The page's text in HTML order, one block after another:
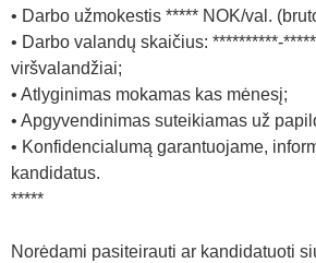
• Darbo užmokestis ***** NOK/val.
• Darbo valandų skaičius: **********-
viršvalandžiai;
• Atlyginimas mokamas kas mėnesį;
• Apgyvendinimas suteikiamas už
• Konfidencialumą garantuojame,
kandidatus.
*****
Norėdami pasiteirauti ar kandidatuoti